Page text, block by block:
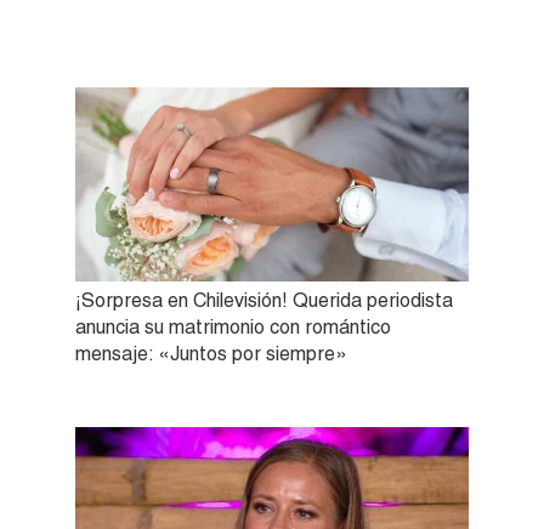
¡Sorpresa en Chilevisión! Querida periodista
anuncia su matrimonio con romántico
mensaje: «Juntos por siempre»